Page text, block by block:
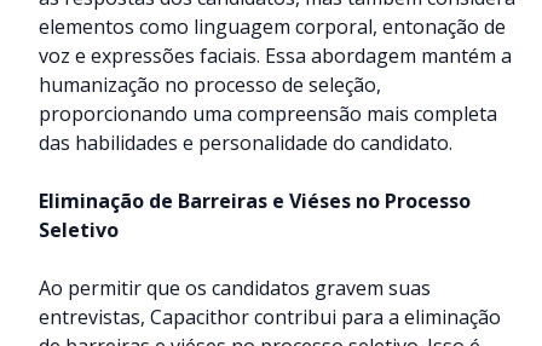
elementos como linguagem corporal, entonação de
voz e expressões faciais. Essa abordagem mantém a
humanização no processo de seleção,
proporcionando uma compreensão mais completa
das habilidades e personalidade do candidato.
Eliminação de Barreiras e Viéses no Processo
Seletivo
Ao permitir que os candidatos gravem suas
entrevistas, Capacithor contribui para a eliminação